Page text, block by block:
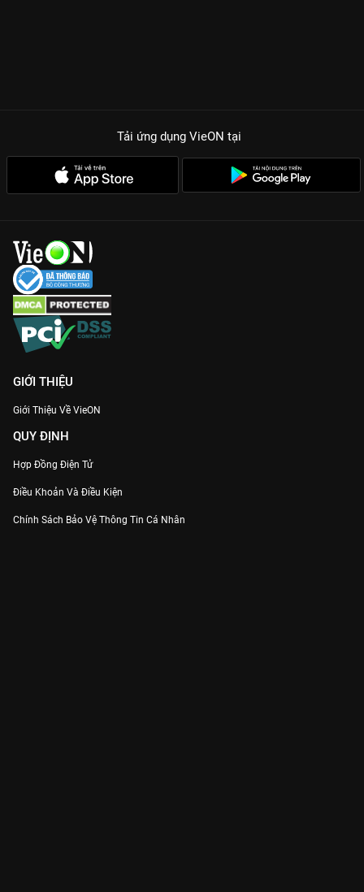
Tải ứng dụng VieON tại
GIỚI THIỆU
Giới Thiệu Về VieON
QUY ĐỊNH
Hợp Đồng Điện Tử
Điều Khoản Và Điều Kiện
Chính Sách Bảo Vệ Thông Tin Cá Nhân